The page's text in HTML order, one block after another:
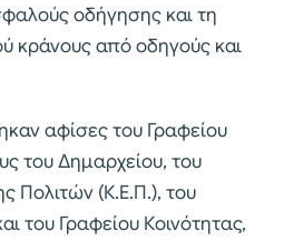
οδήγησης και τη
κράνους από οδηγούς και
αφίσες του Γραφείου
του Δημαρχείου, του
Πολιτών (Κ.Ε.Π.), του
του Γραφείου Κοινότητας,